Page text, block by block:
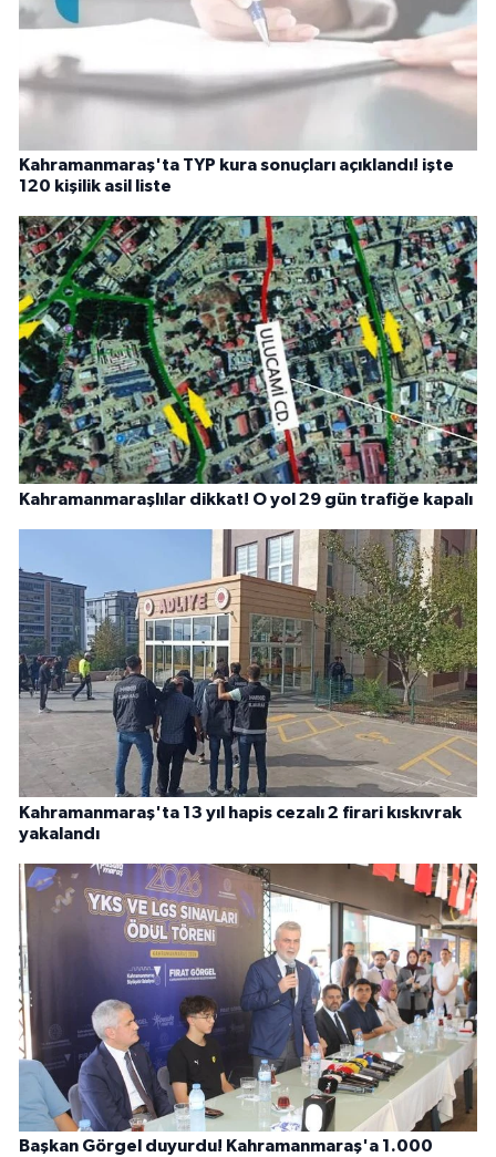
Kahramanmaraş'ta TYP kura sonuçları açıklandı! işte
120 kişilik asil liste
Kahramanmaraşlılar dikkat! O yol 29 gün trafiğe kapalı
Kahramanmaraş'ta 13 yıl hapis cezalı 2 firari kıskıvrak
yakalandı
Başkan Görgel duyurdu! Kahramanmaraş'a 1.000